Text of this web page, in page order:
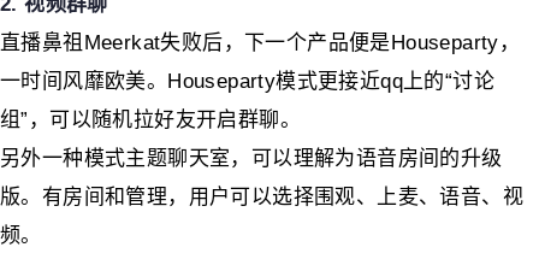
直播鼻祖Meerkat失败后，下一个产品便是Houseparty，
一时间风靡欧美。Houseparty模式更接近qq上的“讨论
组”，可以随机拉好友开启群聊。
另外一种模式主题聊天室，可以理解为语音房间的升级
版。有房间和管理，用户可以选择围观、上麦、语音、视
频。